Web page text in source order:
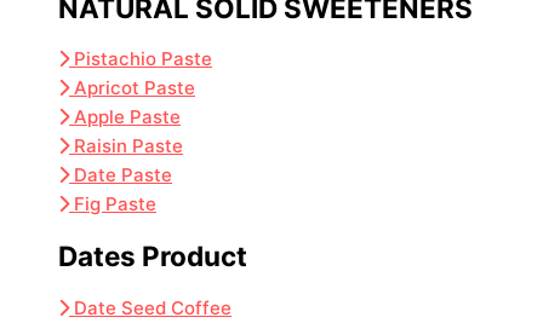
NATURAL SOLID SWEETENERS
Pistachio Paste
Apricot Paste
Apple Paste
Raisin Paste
Date Paste
Fig Paste
Dates Product
Date Seed Coffee